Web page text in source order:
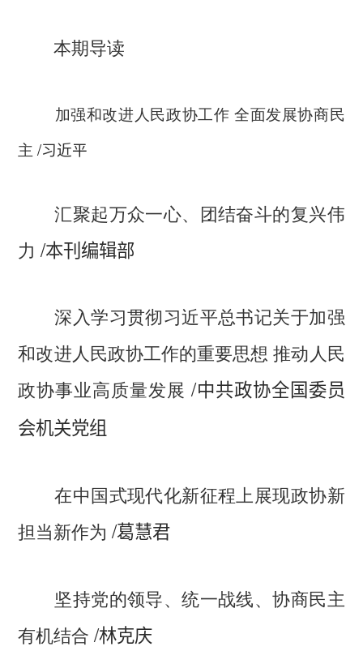
本期导读
加强和改进人民政协工作 全面发展协商民
主 /习近平
汇聚起万众一心、团结奋斗的复兴伟
力 /本刊编辑部
深入学习贯彻习近平总书记关于加强
和改进人民政协工作的重要思想 推动人民
政协事业高质量发展 /中共政协全国委员
会机关党组
在中国式现代化新征程上展现政协新
担当新作为 /葛慧君
坚持党的领导、统一战线、协商民主
有机结合 /林克庆